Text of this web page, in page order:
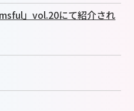
」vol.20にて紹介され